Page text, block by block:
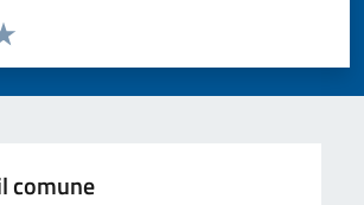
pagina
5 stelle su 5
4 stelle su 5
su 5
su 5
5
comune